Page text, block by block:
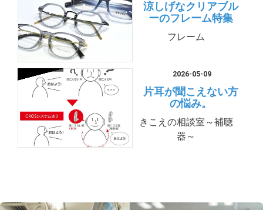
涼しげなクリアブル
ーのフレーム特集
フレーム
2026-05-09
片耳が聞こえない方
の悩み。
きこえの相談室～補聴
器～